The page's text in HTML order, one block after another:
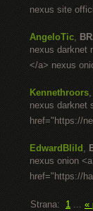
nexus site
AngeloTic,
nexus darknet
</a> nexus
Kennethroors,
nexus darknet
href="https://
EdwardBlild ,
nexus onion
href="https://
Strana: 1 ... «